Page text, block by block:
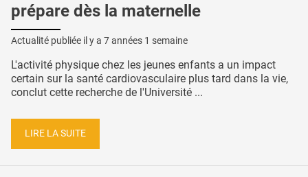
prépare dès la maternelle
Actualité publiée il y a 7 années 1 semaine
L'activité physique chez les jeunes enfants a un impact
certain sur la santé cardiovasculaire plus tard dans la vie,
conclut cette recherche de l'Université ...
LIRE LA SUITE